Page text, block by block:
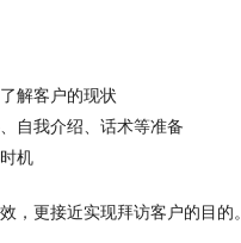
解客户的现状
自我介绍、话术等准备
机
，更接近实现拜访客户的目的。